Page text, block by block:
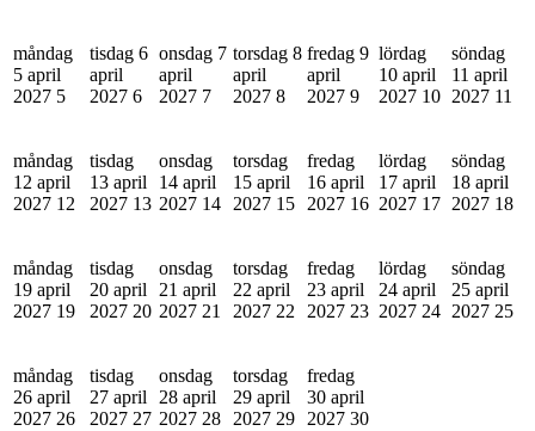
måndag
5 april
2027 5
tisdag 6
april
2027 6
onsdag 7
april
2027 7
torsdag 8
april
2027 8
fredag 9
april
2027 9
lördag
10 april
2027 10
söndag
11 april
2027 11
måndag
12 april
2027 12
tisdag
13 april
2027 13
onsdag
14 april
2027 14
torsdag
15 april
2027 15
fredag
16 april
2027 16
lördag
17 april
2027 17
söndag
18 april
2027 18
måndag
19 april
2027 19
tisdag
20 april
2027 20
onsdag
21 april
2027 21
torsdag
22 april
2027 22
fredag
23 april
2027 23
lördag
24 april
2027 24
söndag
25 april
2027 25
måndag
26 april
2027 26
tisdag
27 april
2027 27
onsdag
28 april
2027 28
torsdag
29 april
2027 29
fredag
30 april
2027 30